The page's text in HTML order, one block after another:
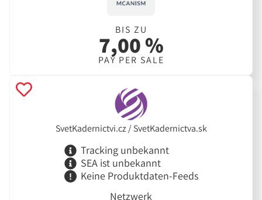
BIS ZU
7,00 %
PAY PER SALE
SvetKadernictvi.cz / SvetKadernictva.sk
Tracking unbekannt
SEA ist unbekannt
Keine Produktdaten-Feeds
Netzwerk